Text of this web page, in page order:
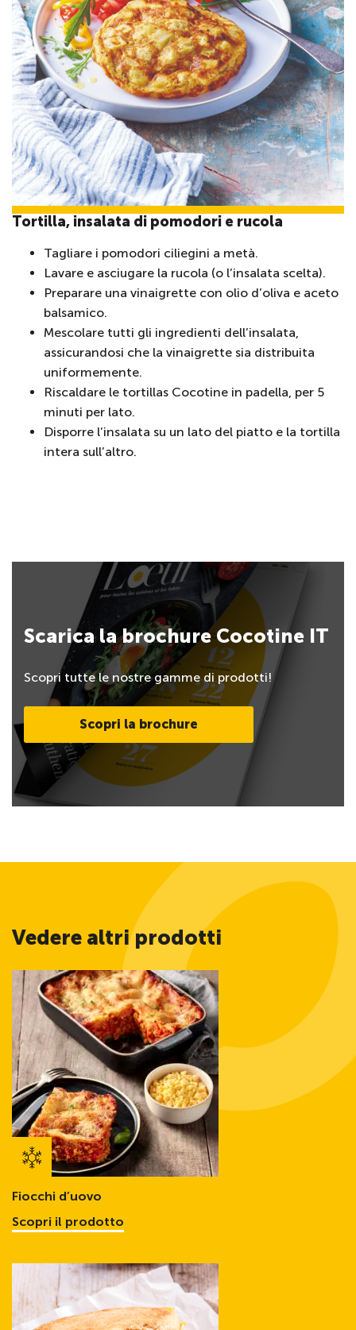
Tortilla, insalata di pomodori e rucola
Tagliare i pomodori ciliegini a metà.
Lavare e asciugare la rucola (o l’insalata scelta).
Preparare una vinaigrette con olio d’oliva e aceto
balsamico.
Mescolare tutti gli ingredienti dell’insalata,
assicurandosi che la vinaigrette sia distribuita
uniformemente.
Riscaldare le tortillas Cocotine in padella, per 5
minuti per lato.
Disporre l’insalata su un lato del piatto e la tortilla
intera sull’altro.
Scarica la brochure Cocotine IT
Scopri tutte le nostre gamme di prodotti!
Scopri la brochure
Vedere altri prodotti
Fiocchi d’uovo
Scopri il prodotto